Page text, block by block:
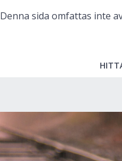
Denna sida omfattas inte